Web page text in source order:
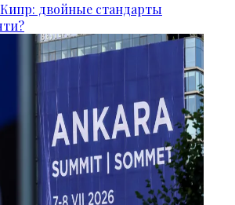
двойные стандарты